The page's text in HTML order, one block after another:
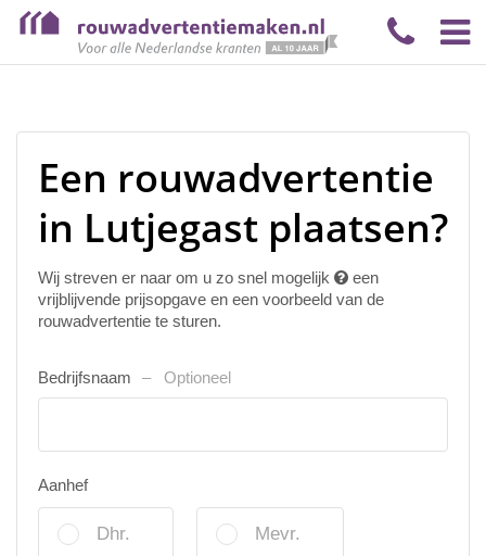
Een rouwadvertentie
in Lutjegast plaatsen?
Wij streven er naar om u zo snel mogelijk
een
vrijblijvende prijsopgave en een voorbeeld van de
rouwadvertentie te sturen.
Bedrijfsnaam Optioneel
Aanhef
Dhr. Mevr.